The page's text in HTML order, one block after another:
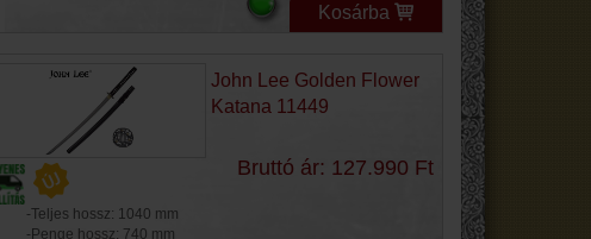
Kosárba
John Lee Golden Flower
Katana 11449
Bruttó ár: 127.990 Ft
-Teljes hossz: 1040 mm
-Penge hossz: 740 mm